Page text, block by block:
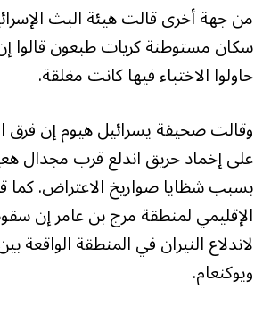
من جهة أخرى قالت هيئة البث
سكان مستوطنة كريات طبعون قالوا
حاولوا الاختباء فيها كانت مغلقة.
وقالت صحيفة يسرائيل هيوم إن فرق
على إخماد حريق اندلع قرب مجدال
بسبب شظايا صواريخ الاعتراض.
الإقليمي لمنطقة مرج بن عامر إن
لاندلاع النيران في المنطقة الواقعة
ويوكنعام.